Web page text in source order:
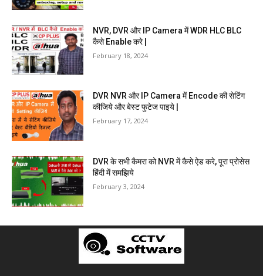
NVR, DVR और IP Camera में WDR HLC BLC
कैसे Enable करे |
February 18, 2024
DVR NVR और IP Camera में Encode की सेटिंग
कीजिये और बेस्ट फुटेज पाइये |
February 17, 2024
DVR के सभी कैमरा को NVR में कैसे ऐड करे, पूरा प्रोसेस
हिंदी में समझिये
February 3, 2024